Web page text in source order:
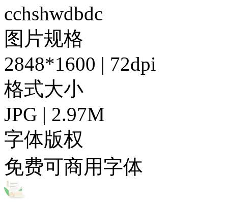
cchshwdbdc
图片规格
2848*1600 | 72dpi
格式大小
JPG | 2.97M
字体版权
免费可商用字体